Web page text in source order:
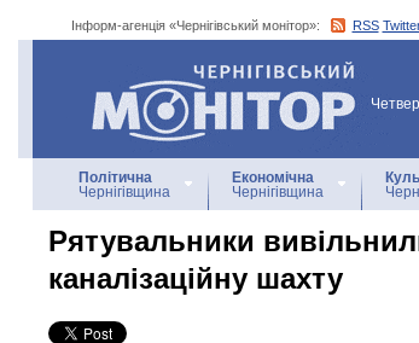
Інформ-агенція «Чернігівський монітор»: RSS
Інформ-агенція
«Чернігівський монітор»
Політична
Чернігівщина
Економічна
Чернігівщина
Рятувальники
каналізаційну шахту